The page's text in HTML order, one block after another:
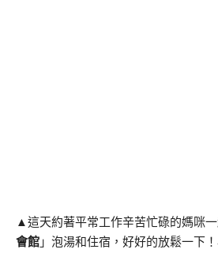
▲這天約著平常工作辛苦忙碌的媽咪一
會館 」泡湯和住宿，好好的放鬆一下